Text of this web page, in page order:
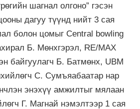
шагнал олгоно” гэсэн
дагуу түүнд нийт 3 сая
болон цомыг Central bowling
Б. Мөнхгэрэл, RE/MAX
байгуулагч Б. Батмөнх, UBM
С. Сумъяабаатар нар
энэхүү амжилтыг мялаан
Г. Магнай нэмэлтээр 1 сая